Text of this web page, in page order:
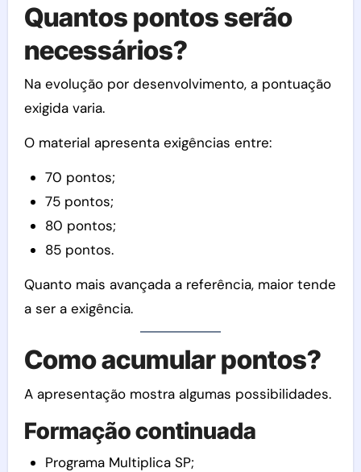
Quantos pontos serão
necessários?
Na evolução por desenvolvimento, a pontuação
exigida varia.
O material apresenta exigências entre:
70 pontos;
75 pontos;
80 pontos;
85 pontos.
Quanto mais avançada a referência, maior tende
a ser a exigência.
Como acumular pontos?
A apresentação mostra algumas possibilidades.
Formação continuada
Programa Multiplica SP;